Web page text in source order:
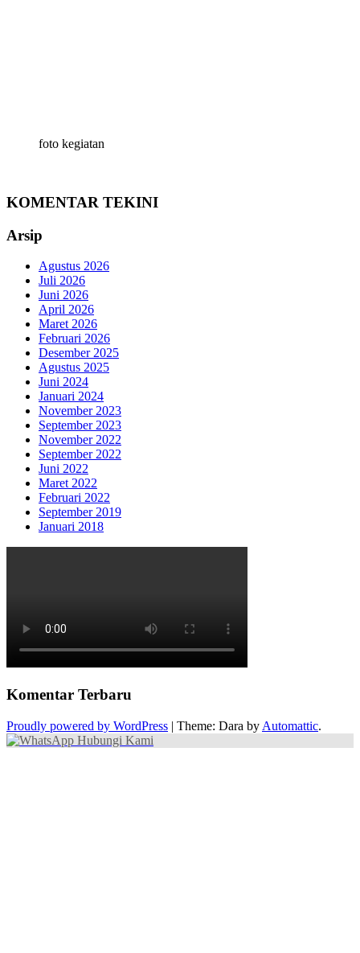
foto kegiatan
KOMENTAR TEKINI
Arsip
Agustus 2026
Juli 2026
Juni 2026
April 2026
Maret 2026
Februari 2026
Desember 2025
Agustus 2025
Juni 2024
Januari 2024
November 2023
September 2023
November 2022
September 2022
Juni 2022
Maret 2022
Februari 2022
September 2019
Januari 2018
Komentar Terbaru
Proudly powered by WordPress | Theme: Dara by Automattic.
Hubungi Kami